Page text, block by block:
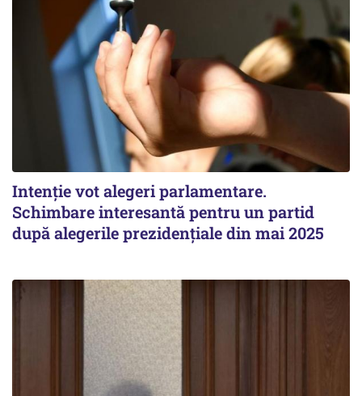
Intenție vot alegeri parlamentare.
Schimbare interesantă pentru un partid
după alegerile prezidențiale din mai 2025